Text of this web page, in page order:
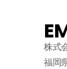
株式
福岡